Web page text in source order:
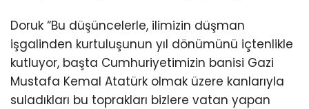
Doruk “Bu düşüncelerle, ilimizin düşman
işgalinden kurtuluşunun yıl dönümünü içtenlikle
kutluyor, başta Cumhuriyetimizin banisi Gazi
Mustafa Kemal Atatürk olmak üzere kanlarıyla
suladıkları bu toprakları bizlere vatan yapan